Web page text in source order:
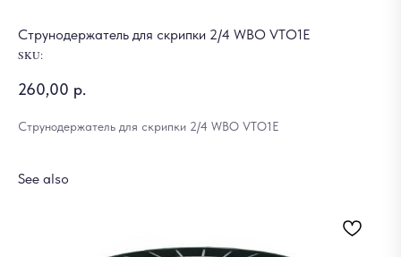
Струнодержатель для скрипки 2/4 WBO VTO1E
SKU:
260,00 р.
Струнодержатель для скрипки 2/4 WBO VTO1E
See also